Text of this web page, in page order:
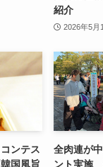
紹介
2026年5月
ンテス
国風旨
全肉連が
ント実施